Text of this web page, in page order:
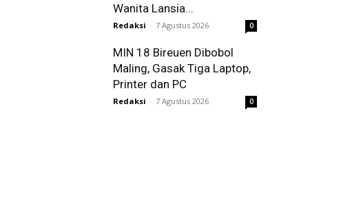
Wanita Lansia...
Redaksi - 7 Agustus 2026 0
MIN 18 Bireuen Dibobol
Maling, Gasak Tiga Laptop,
Printer dan PC
Redaksi - 7 Agustus 2026 0